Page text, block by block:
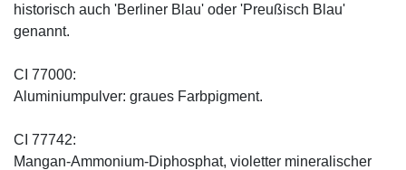
historisch auch 'Berliner Blau' oder 'Preußisch Blau'
genannt.
CI 77000:
Aluminiumpulver: graues Farbpigment.
CI 77742:
Mangan-Ammonium-Diphosphat, violetter mineralischer